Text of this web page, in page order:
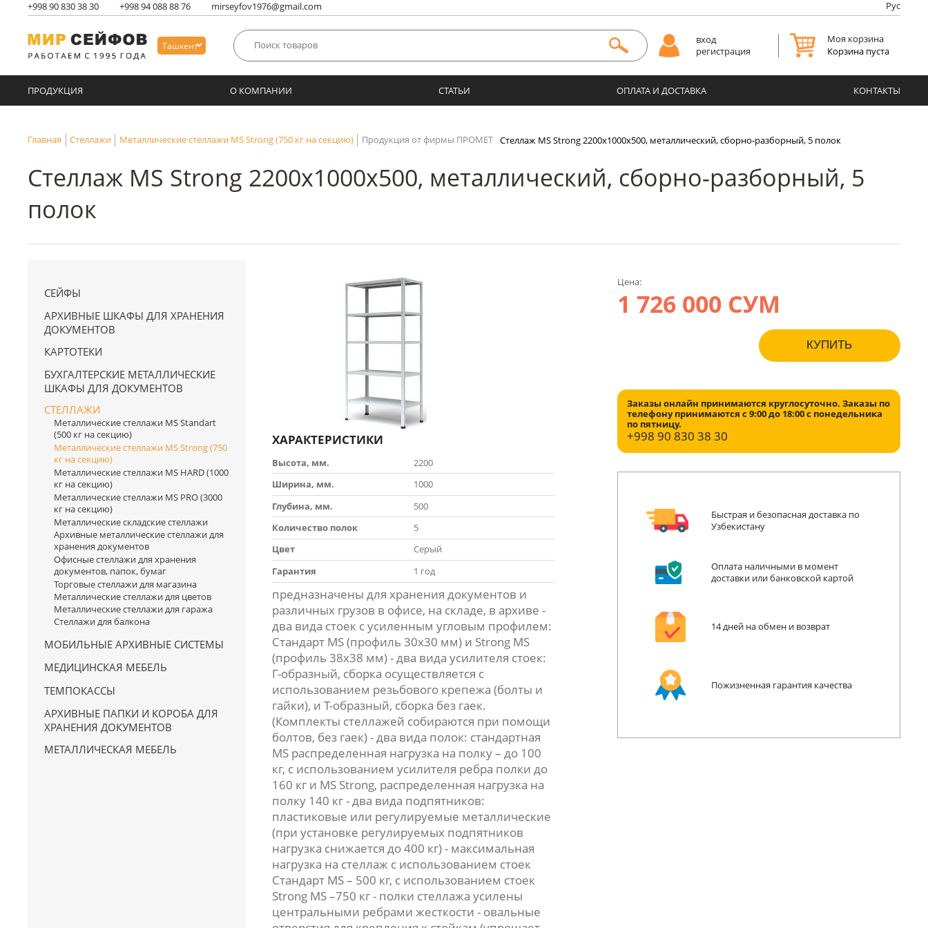
+99890 830 38 30 +99894 088 88 76 mirseyfov1976@gmail.com Рус
Ташкент
вход
регистрация
Моя корзина
Корзина пуста
ПРОДУКЦИЯ О КОМПАНИИ СТАТЬИ ОПЛАТА И ДОСТАВКА КОНТАКТЫ
Главная Стеллажи Металлические стеллажи MS Strong (750 кг на секцию) Продукция от фирмы ПРОМЕТ Стеллаж MS Strong 2200х1000х500, металлический, сборно-разборный, 5 полок
Стеллаж MS Strong 2200х1000х500, металлический, сборно-разборный, 5
полок
СЕЙФЫ
АРХИВНЫЕ ШКАФЫ ДЛЯ ХРАНЕНИЯ
ДОКУМЕНТОВ
КАРТОТЕКИ
БУХГАЛТЕРСКИЕ МЕТАЛЛИЧЕСКИЕ
ШКАФЫ ДЛЯ ДОКУМЕНТОВ
СТЕЛЛАЖИ
Металлические стеллажи MS Standart
(500 кг на секцию)
Металлические стеллажи MS Strong (750
кг на секцию)
Металлические стеллажи MS HARD (1000
кг на секцию)
Металлические стеллажи MS PRO (3000
кг на секцию)
Металлические складские стеллажи
Архивные металлические стеллажи для
хранения документов
Офисные стеллажи для хранения
документов, папок, бумаг
Торговые стеллажи для магазина
Металлические стеллажи для цветов
Металлические стеллажи для гаража
Стеллажи для балкона
МОБИЛЬНЫЕ АРХИВНЫЕ СИСТЕМЫ
МЕДИЦИНСКАЯ МЕБЕЛЬ
ТЕМПОКАССЫ
АРХИВНЫЕ ПАПКИ И КОРОБА ДЛЯ
ХРАНЕНИЯ ДОКУМЕНТОВ
МЕТАЛЛИЧЕСКАЯ МЕБЕЛЬ
ХАРАКТЕРИСТИКИ
Высота, мм.
2200
Ширина, мм.
1000
Глубина, мм.
500
Количество полок
5
Цвет
Серый
Гарантия
1 год
предназначены для хранения документов и
различных грузов в офисе, на складе, в архиве -
два вида стоек с усиленным угловым профилем:
Стандарт MS (профиль 30х30 мм) и Strong MS
(профиль 38х38 мм) - два вида усилителя стоек:
Г-образный, сборка осуществляется с
использованием резьбового крепежа (болты и
гайки), и Т-образный, сборка без гаек.
(Комплекты стеллажей собираются при помощи
болтов, без гаек) - два вида полок: стандартная
MS распределенная нагрузка на полку – до 100
кг, с использованием усилителя ребра полки до
160 кг и MS Strong, распределенная нагрузка на
полку 140 кг - два вида подпятников:
пластиковые или регулируемые металлические
(при установке регулируемых подпятников
нагрузка снижается до 400 кг) - максимальная
нагрузка на стеллаж с использованием стоек
Стандарт MS – 500 кг, с использованием стоек
Strong MS –750 кг - полки стеллажа усилены
центральными ребрами жесткости - овальные
Цена:
1 726 000 СУМ
КУПИТЬ
Заказы онлайн принимаются круглосуточно. Заказы по
телефону принимаются с 9:00 до 18:00 с понедельника
по пятницу.
+998 90 830 38 30
Быстрая и безопасная доставка по
Узбекистану
Оплата наличными в момент
доставки или банковской картой
14 дней на обмен и возврат
Пожизненная гарантия качества